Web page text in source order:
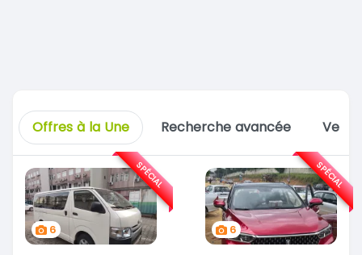
Offres à la Une Recherche avancée Vente
6
SPÉCIAL
6
SPÉCIAL